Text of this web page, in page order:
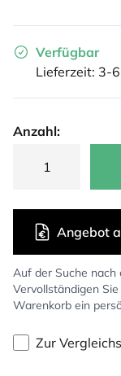
Verfügbar
Lieferzeit: 3-
Anzahl:
Auf der Suche nach
Vervollständigen
Warenkorb ein
Angebot
Zur